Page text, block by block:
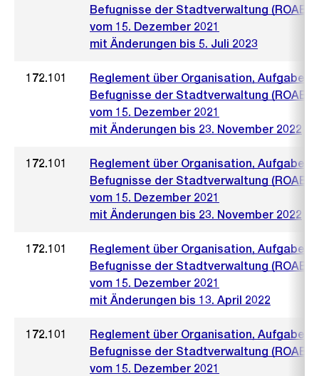
Befugnisse der Stadtverwaltung (ROAB)
vom 15. Dezember 2021
mit Änderungen bis 5. Juli 2023
172.101
Reglement über Organisation, Aufgaben
Befugnisse der Stadtverwaltung (ROAB)
vom 15. Dezember 2021
mit Änderungen bis 23. November 2022
172.101
Reglement über Organisation, Aufgaben
Befugnisse der Stadtverwaltung (ROAB)
vom 15. Dezember 2021
mit Änderungen bis 23. November 2022
172.101
Reglement über Organisation, Aufgaben
Befugnisse der Stadtverwaltung (ROAB)
vom 15. Dezember 2021
mit Änderungen bis 13. April 2022
172.101
Reglement über Organisation, Aufgaben
Befugnisse der Stadtverwaltung (ROAB)
vom 15. Dezember 2021